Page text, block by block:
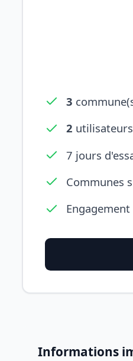
3
2
7 jours
Communes
Informations